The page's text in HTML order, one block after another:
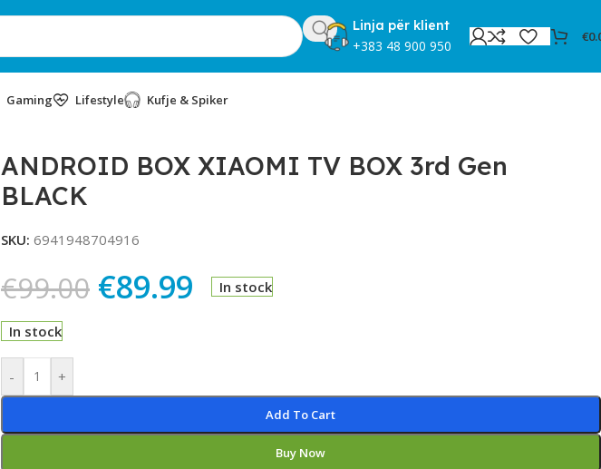
Linja për klient
+383 48 900 950
€
Gaming Lifestyle Kufje & Spiker
ANDROID BOX XIAOMI TV BOX 3rd Gen
BLACK
SKU: 6941948704916
€99.00 €89.99 In stock
In stock
- +
Add To Cart
Buy Now
Alternative: